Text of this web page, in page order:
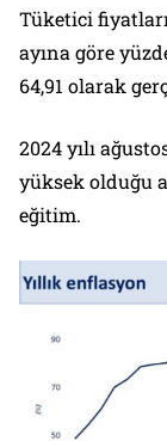
Tüketici
ayına göre
64,91 olarak
2024 yılı
yüksek olduğu
eğitim.